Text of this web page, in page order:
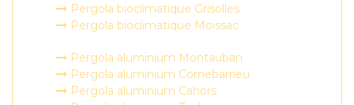
Pergola bioclimatique Grisolles
Pergola bioclimatique Moissac
Pergola aluminium Montauban
Pergola aluminium Cornebarrieu
Pergola aluminium Cahors